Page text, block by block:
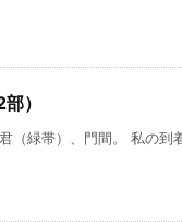
）
（緑帯）、門間。 私の到